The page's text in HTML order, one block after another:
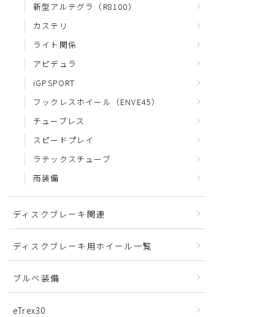
新型アルテグラ（R8100）
カステリ
ライト関係
アピデュラ
iGPSPORT
フックレスホイール（ENVE45）
チューブレス
スピードプレイ
ラテックスチューブ
雨装備
ディスクブレーキ関連
ディスクブレーキ用ホイール一覧
ブルベ装備
eTrex30